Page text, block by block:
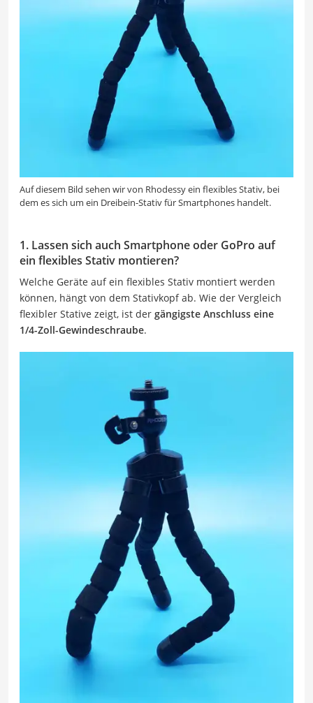
Auf diesem Bild sehen wir von Rhodessy ein flexibles Stativ, bei
dem es sich um ein Dreibein-Stativ für Smartphones handelt.
1. Lassen sich auch Smartphone oder GoPro auf
ein flexibles Stativ montieren?
Welche Geräte auf ein flexibles Stativ montiert werden
können, hängt von dem Stativkopf ab. Wie der Vergleich
flexibler Stative zeigt, ist der gängigste Anschluss eine
1/4-Zoll-Gewindeschraube.